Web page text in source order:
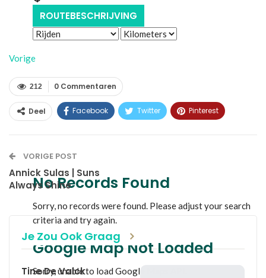
No Records Found
Sorry, no records were found. Please adjust your search
criteria and try again.
Google Map Not Loaded
Sorry, unable to load Google Maps API.
Vorige
0 Commentaren
212
Deel Facebook Twitter Pinterest
VORIGE POST
Annick Sulas | Suns
Always Shine
Je Zou Ook Graag
Tine De Valck